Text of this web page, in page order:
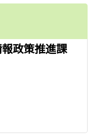
政策推進課